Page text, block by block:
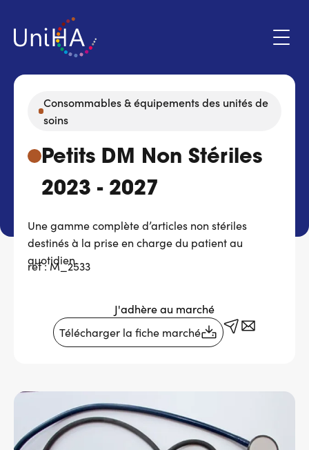
contenu
compte
l'utilisateur
Qui sommes-nous ?
Programmes d'action
Marchés
Services adhérents
Fournisseurs
Recrutement
Consommables & équipements des unités de
soins
Petits DM Non Stériles
2023 - 2027
Une gamme complète d’articles non stériles
destinés à la prise en charge du patient au
quotidien.
réf : M_2533
J'adhère au marché
Télécharger la fiche marché